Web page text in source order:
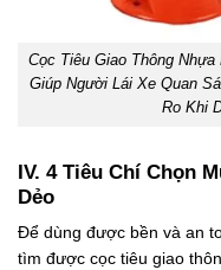
Cọc Tiêu Giao Thông
Giúp Người Lái Xe Quan
Ro Khi
IV. 4 Tiêu Chí Chọn
Dẻo
Để dùng được bền và an
tìm được cọc tiêu giao